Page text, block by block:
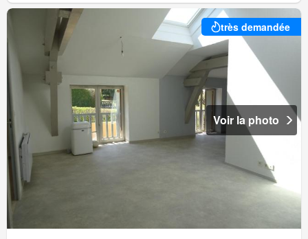
très demandée
Voir la photo